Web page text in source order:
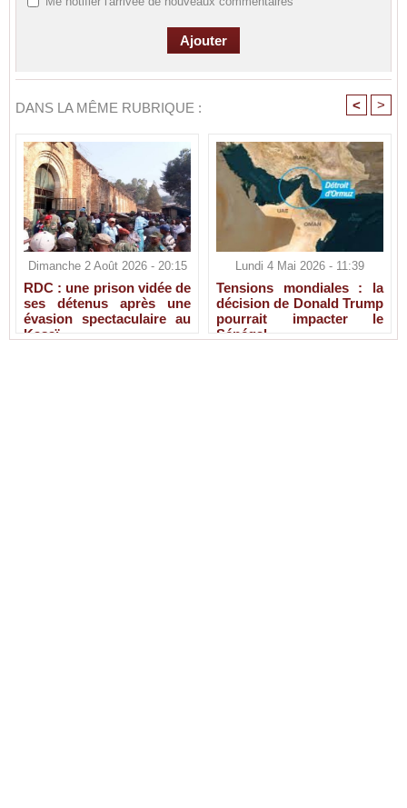
DANS LA MÊME RUBRIQUE : < >
Dimanche 2 Août 2026 - 20:15
RDC : une prison vidée de
ses détenus après une
évasion spectaculaire au
Kasaï
Lundi 4 Mai 2026 - 11:39
Tensions mondiales : la
décision de Donald Trump
pourrait impacter le
Sénégal